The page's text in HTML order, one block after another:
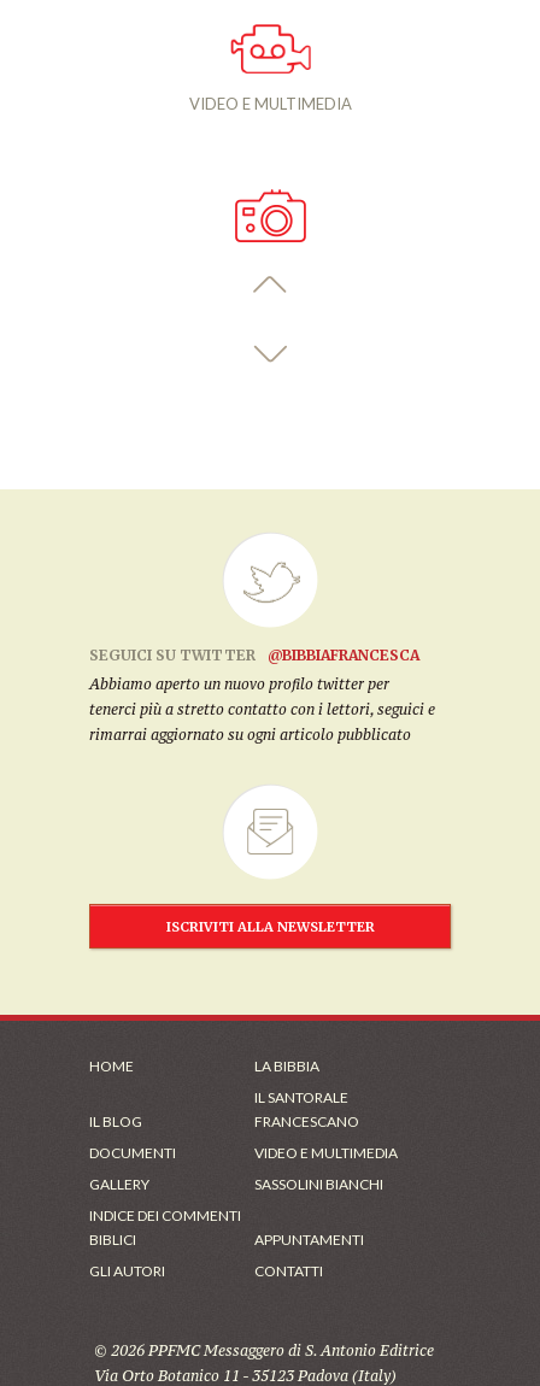
VIDEO E MULTIMEDIA
SEGUICI SU TWITTER
@BIBBIAFRANCESCA
Abbiamo aperto un nuovo profilo twitter per
tenerci più a stretto contatto con i lettori, seguici e
rimarrai aggiornato su ogni articolo pubblicato
ISCRIVITI ALLA NEWSLETTER
HOME LA BIBBIA
IL BLOG
IL SANTORALE
FRANCESCANO
DOCUMENTI
VIDEO E MULTIMEDIA
GALLERY
SASSOLINI BIANCHI
INDICE DEI COMMENTI
BIBLICI
APPUNTAMENTI
GLI AUTORI
CONTATTI
© 2026 PPFMC Messaggero di S. Antonio Editrice
Via Orto Botanico 11 - 35123 Padova (Italy)